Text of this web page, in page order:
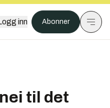
inn Abonner
til det